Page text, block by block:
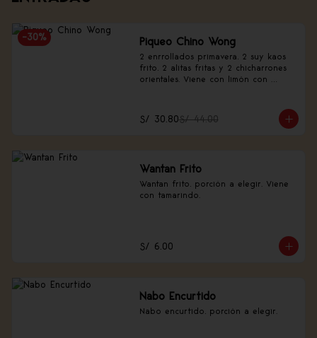
-30% Piqueo Chino Wong
2 enrrollados primavera, 2 suy kaos
frito, 2 alitas fritas y 2 chicharrones
orientales. Viene con limón con
S/ 30.80S/ 44.00
Wantan Frito
Wantan frito, porción a elegir. Viene
con tamarindo.
S/ 6.00
Nabo Encurtido
Nabo encurtido, porción a elegir.